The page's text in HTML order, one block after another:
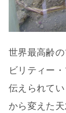
世界最高齢
ビリティー
伝えられて
から変えた